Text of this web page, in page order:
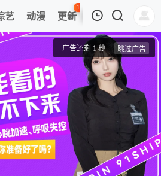
艺 动漫 更新
121
热榜 APP
第1集
清空